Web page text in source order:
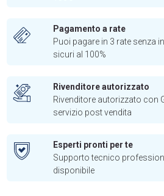
Pagamento a rate
Puoi pagare in 3 rate senza
sicuri al 100%
Rivenditore autorizzato
Rivenditore autorizzato con
servizio post vendita
Esperti pronti per te
Supporto tecnico
disponibile